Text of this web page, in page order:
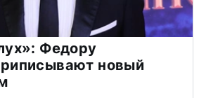
Федору
новый